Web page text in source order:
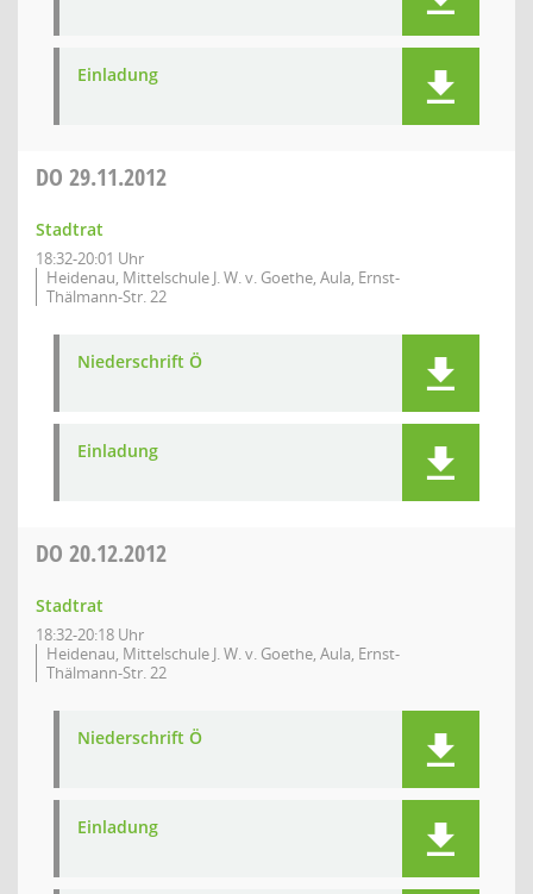
Einladung
DO 29.11.2012
Stadtrat
18:32-20:01 Uhr
Heidenau, Mittelschule J. W. v. Goethe, Aula, Ernst-
Thälmann-Str. 22
Niederschrift Ö
Einladung
DO 20.12.2012
Stadtrat
18:32-20:18 Uhr
Heidenau, Mittelschule J. W. v. Goethe, Aula, Ernst-
Thälmann-Str. 22
Niederschrift Ö
Einladung